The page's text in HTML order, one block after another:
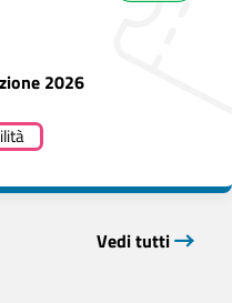
2026
Vedi tutti